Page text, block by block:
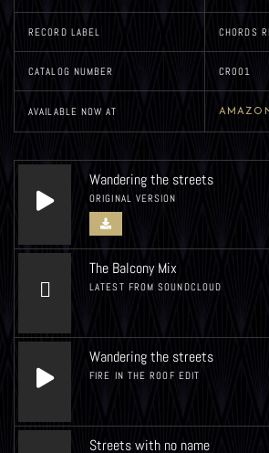
RECORD LABEL CHORDS
CATALOG NUMBER CR001
AVAILABLE NOW AT
Wandering the streets
ORIGINAL VERSION
The Balcony Mix
LATEST FROM SOUNDCLOUD
Wandering the streets
FIRE IN THE ROOF EDIT
Streets with no name